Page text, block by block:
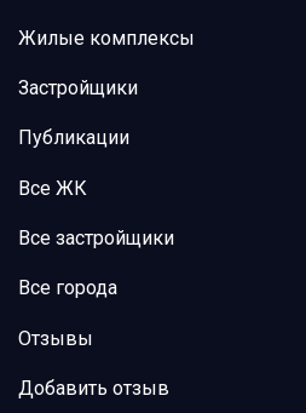
Жилые комплексы
Застройщики
Публикации
Все ЖК
Все застройщики
Все города
Отзывы
Добавить отзыв